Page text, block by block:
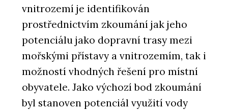
vnitrozemí je identifikován
prostřednictvím zkoumání jak jeho
potenciálu jako dopravní trasy mezi
mořskými přístavy a vnitrozemím, tak i
možností vhodných řešení pro místní
obyvatele. Jako výchozí bod zkoumání
byl stanoven potenciál využití vody